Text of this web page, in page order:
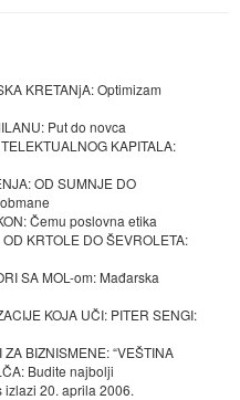
KRETANjA: Optimizam
Put do novca
KAPITALA:
OD SUMNJE DO
Čemu poslovna etika
KRTOLE DO ŠEVROLETA:
SA MOL-om: Mađarska
KOJA UČI: PITER SENGI:
BIZNISMENE: “VEŠTINA
Budite najbolji
20. aprila 2006.